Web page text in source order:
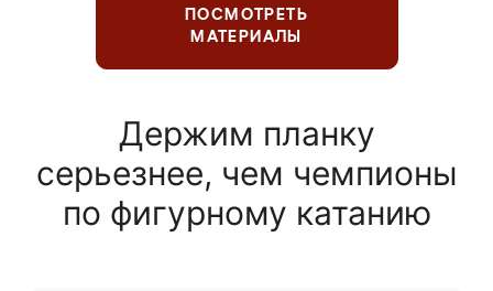
ПОСМОТРЕТЬ
МАТЕРИАЛЫ
Держим планку
серьезнее, чем чемпионы
по фигурному катанию